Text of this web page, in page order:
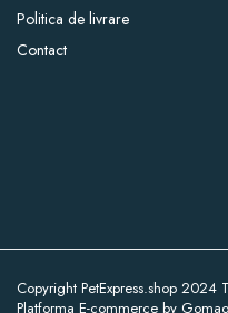
Politica de livrare
Contact
Copyright PetExpress.shop 2024
Platforma E-commerce by Gomag